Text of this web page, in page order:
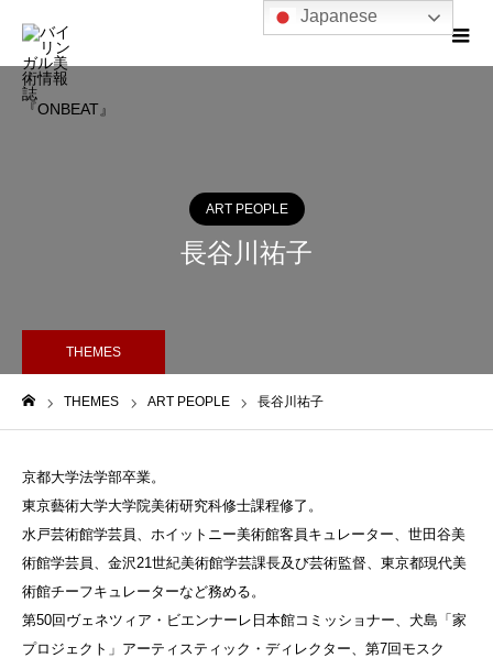
ART PEOPLE
長谷川祐子
THEMES
THEMES ART PEOPLE 長谷川祐子
京都大学法学部卒業。
東京藝術大学大学院美術研究科修士課程修了。
水戸芸術館学芸員、ホイットニー美術館客員キュレーター、世田谷美
術館学芸員、金沢21世紀美術館学芸課長及び芸術監督、東京都現代美
術館チーフキュレーターなど務める。
第50回ヴェネツィア・ビエンナーレ日本館コミッショナー、犬島「家
プロジェクト」アーティスティック・ディレクター、第7回モスク
Japanese